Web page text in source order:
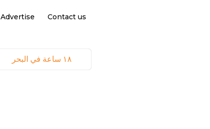
Advertise Contact us
١٨ ساعة في البحر